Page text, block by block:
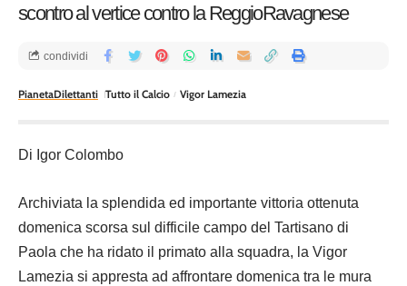
scontro al vertice contro la ReggioRavagnese
PianetaDilettanti Tutto il Calcio Vigor Lamezia
condividi
Di Igor Colombo
Archiviata la splendida ed importante vittoria ottenuta
domenica scorsa sul difficile campo del Tartisano di
Paola che ha ridato il primato alla squadra, la Vigor
Lamezia si appresta ad affrontare domenica tra le mura